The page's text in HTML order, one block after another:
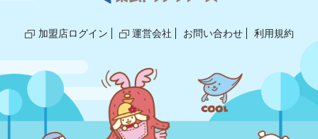
加盟店ログイン 運営会社 お問い合わせ 利用規約